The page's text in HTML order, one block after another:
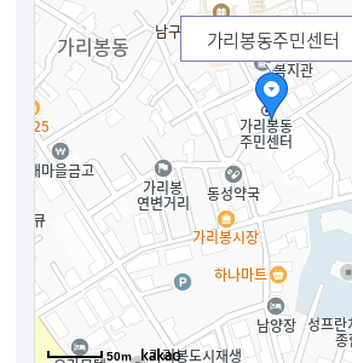
가리봉동주민센터
50m